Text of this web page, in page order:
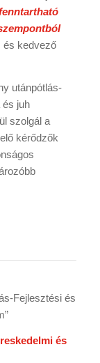
kedvező
utánpótlás-
juh
szolgál a
kérődzők
Fejlesztési és
és